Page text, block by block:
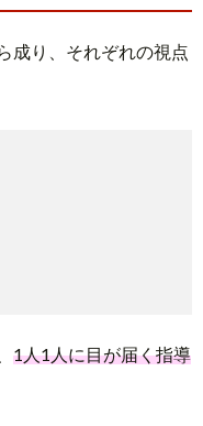
成り、それぞれの視点
1人1人に目が届く指導